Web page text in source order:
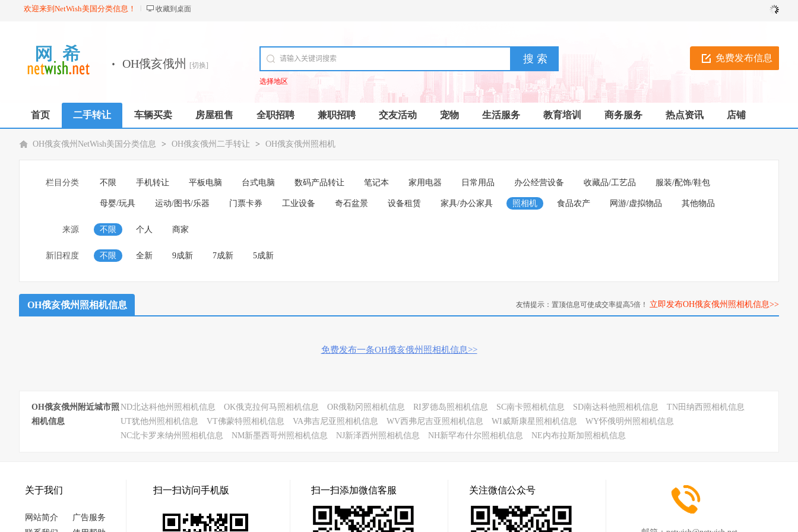
欢迎来到NetWish美国分类信息！ 收藏到桌面
免费发布信息
· OH俄亥俄州
[切换]
选择地区
首页 二手转让 车辆买卖 房屋租售 全职招聘 兼职招聘 交友活动 宠物 生活服务 教育培训 商务服务 热点资讯 店铺
OH俄亥俄州NetWish美国分类信息 > OH俄亥俄州二手转让 > OH俄亥俄州照相机
栏目分类 不限 手机转让 平板电脑 台式电脑 数码产品转让 笔记本 家用电器 日常用品 办公经营设备 收藏品/工艺品 服装/配饰/鞋包
母婴/玩具 运动/图书/乐器 门票卡券 工业设备 奇石盆景 设备租赁 家具/办公家具 照相机 食品农产 网游/虚拟物品 其他物品
来源 不限 个人 商家
新旧程度 不限 全新 9成新 7成新 5成新
OH俄亥俄州照相机信息 友情提示：置顶信息可使成交率提高5倍！ 立即发布OH俄亥俄州照相机信息>>
免费发布一条OH俄亥俄州照相机信息>>
OH俄亥俄州附近城市照
相机信息
ND北达科他州照相机信息 OK俄克拉何马照相机信息 OR俄勒冈照相机信息 RI罗德岛照相机信息 SC南卡照相机信息 SD南达科他照相机信息
TN田纳西照相机信息
UT犹他州照相机信息
VT佛蒙特照相机信息 VA弗吉尼亚照相机信息 WV西弗尼吉亚照相机信息 WI威斯康星照相机信息
WY怀俄明州照相机信息
NC北卡罗来纳州照相机信息
NM新墨西哥州照相机信息 NJ新泽西州照相机信息 NH新罕布什尔照相机信息 NE内布拉斯加照相机信息
关于我们
网站简介
广告服务
扫一扫访问手机版 扫一扫添加微信客服 关注微信公众号